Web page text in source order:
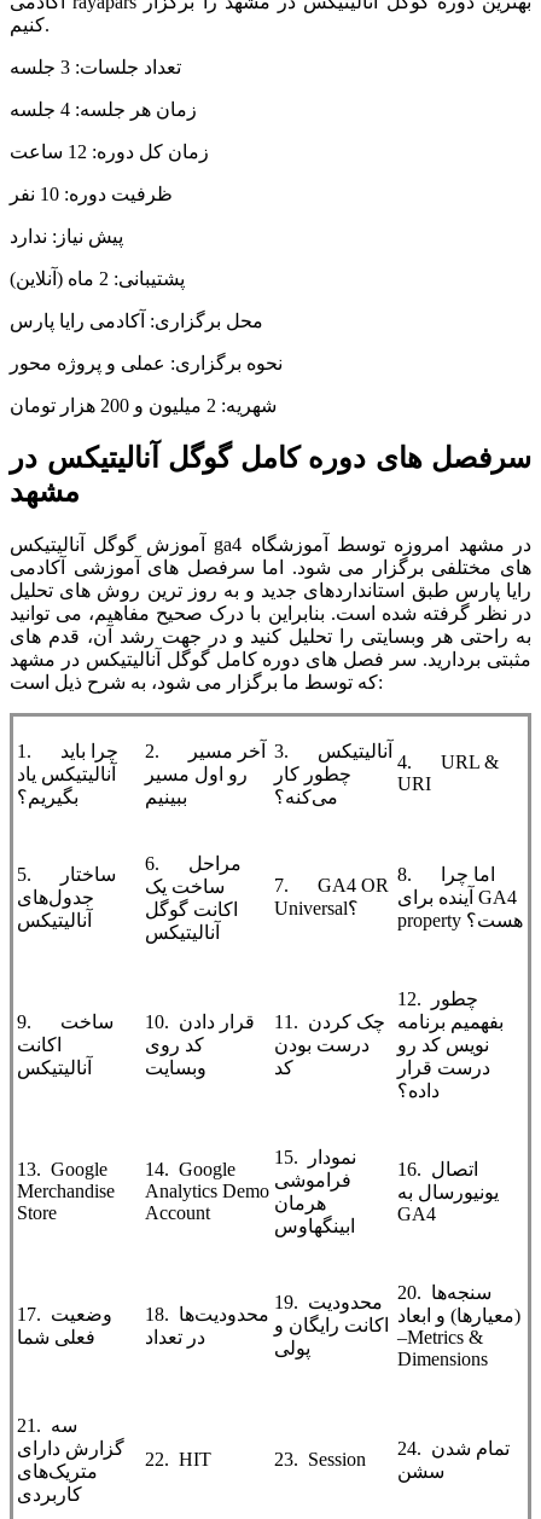
کنیم.
تعداد جلسات: 3 جلسه
زمان هر جلسه: 4 جلسه
زمان کل دوره: 12 ساعت
ظرفیت دوره: 10 نفر
پیش نیاز: ندارد
پشتیبانی: 2 ماه (آنلاین)
محل برگزاری: آکادمی رایا پارس
نحوه برگزاری: عملی و پروژه محور
شهریه: 2 میلیون و 200 هزار تومان
سرفصل های دوره کامل گوگل آنالیتیکس در
مشهد
آموزش گوگل آنالیتیکس ga4 در مشهد امروزه توسط آموزشگاه
های مختلفی برگزار می شود. اما سرفصل های آموزشی آکادمی
رایا پارس طبق استانداردهای جدید و به روز ترین روش های تحلیل
در نظر گرفته شده است. بنابراین با درک صحیح مفاهیم، می توانید
به راحتی هر وبسایتی را تحلیل کنید و در جهت رشد آن، قدم های
مثبتی بردارید. سر فصل های دوره کامل گوگل آنالیتیکس در مشهد
که توسط ما برگزار می شود، به شرح ذیل است:
1. چرا باید
آنالیتیکس یاد
بگیریم؟
2. آخر مسیر
رو اول مسیر
ببینیم
3. آنالیتیکس
چطور کار
می‌کنه؟
4. URL &
URI
5. ساختار
جدول‌های
آنالیتیکس
6. مراحل
ساخت یک
اکانت گوگل
آنالیتیکس
7. GA4 OR
Universal؟
8. اما چرا
آینده برای GA4
property هست؟
9. ساخت
اکانت
آنالیتیکس
10. قرار دادن
کد روی
وبسایت
11. چک کردن
درست بودن
کد
12. چطور
بفهمیم برنامه
‌نویس کد رو
درست قرار
داده؟
13. Google
Merchandise
Store
14. Google
Analytics Demo
Account
15. نمودار
فراموشی
هرمان
ابینگهاوس
16. اتصال
یونیورسال به
GA4
17. وضعیت
فعلی شما
18. محدودیت‌ها
در تعداد
19. محدودیت
اکانت رایگان و
پولی
20. سنجه‌ها
(معیارها) و ابعاد
–Metrics &
Dimensions
21. سه
گزارش دارای
متریک‌های
کاربردی
22. HIT 23. Session
24. تمام شدن
سشن